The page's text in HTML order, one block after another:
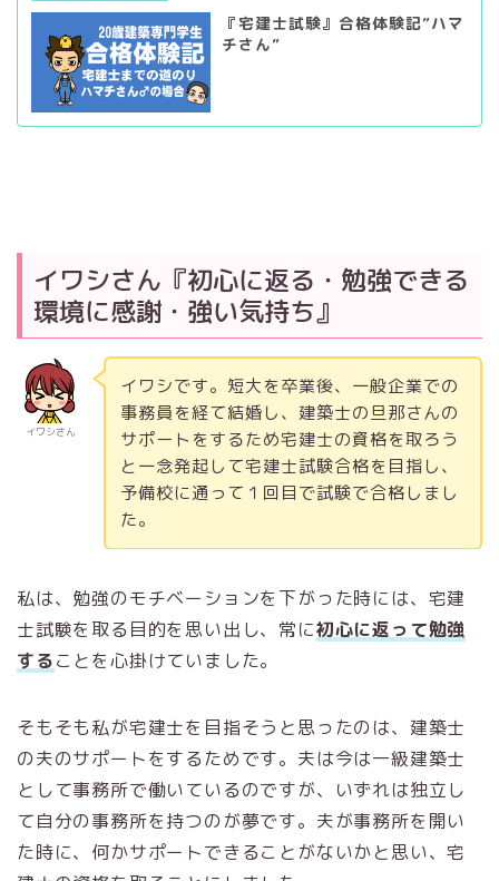
『宅建士試験』合格体験記”ハマ
チさん”
イワシさん『初心に返る・勉強できる
環境に感謝・強い気持ち』
イワシさん
イワシです。短大を卒業後、一般企業での
事務員を経て結婚し、建築士の旦那さんの
サポートをするため宅建士の資格を取ろう
と一念発起して宅建士試験合格を目指し、
予備校に通って１回目で試験で合格しまし
た。
私は、勉強のモチベーションを下がった時には、宅建
士試験を取る目的を思い出し、常に初心に返って勉強
することを心掛けていました。
そもそも私が宅建士を目指そうと思ったのは、建築士
の夫のサポートをするためです。夫は今は一級建築士
として事務所で働いているのですが、いずれは独立し
て自分の事務所を持つのが夢です。夫が事務所を開い
た時に、何かサポートできることがないかと思い、宅